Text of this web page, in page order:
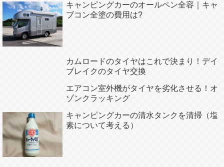
キャンピングカーのオールペン全容｜キャ
ブコン全塗の費用は?
カムロードのタイヤはこれで決まり！デイ
ブレイクのタイヤ交換
エアコン室外機がタイヤを劣化させる！オ
ゾンクラッキング
キャンピングカーの清水タンクを清掃（塩
素について考える）